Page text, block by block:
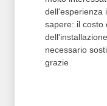
dell'esperienza
sapere: il costo
necessario
grazie